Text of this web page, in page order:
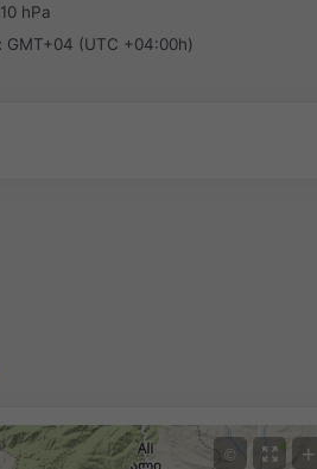
hPa
GMT+04 (UTC +04:00h)
© +